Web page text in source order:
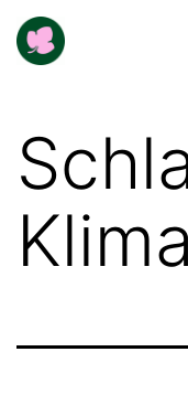
Zum
Inhalt
Buga-